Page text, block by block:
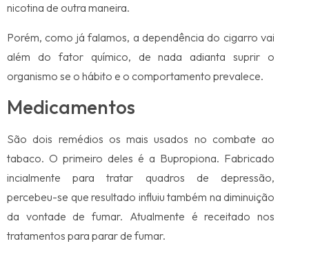
nicotina de outra maneira.
Porém, como já falamos, a dependência do cigarro vai
além do fator químico, de nada adianta suprir o
organismo se o hábito e o comportamento prevalece.
Medicamentos
São dois remédios os mais usados no combate ao
tabaco. O primeiro deles é a Bupropiona. Fabricado
incialmente para tratar quadros de depressão,
percebeu-se que resultado influiu também na diminuição
da vontade de fumar. Atualmente é receitado nos
tratamentos para parar de fumar.